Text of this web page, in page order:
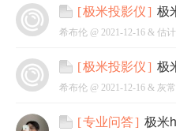
[极米投影仪] 极
希布伦 @ 2021-12-16 & 估
[极米投影仪] 极
希布伦 @ 2021-12-16 & 灰
[专业问答] 极米